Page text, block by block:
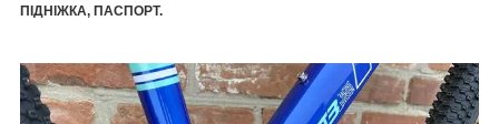
ПІДНІЖКА, ПАСПОРТ.